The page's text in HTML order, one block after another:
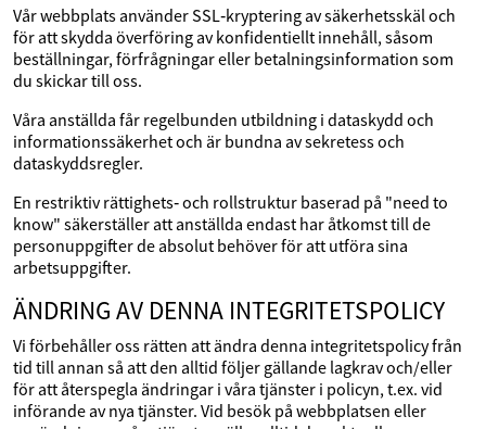
Vår webbplats använder SSL‑kryptering av säkerhetsskäl och
för att skydda överföring av konfidentiellt innehåll, såsom
beställningar, förfrågningar eller betalningsinformation som
du skickar till oss.
Våra anställda får regelbunden utbildning i dataskydd och
informationssäkerhet och är bundna av sekretess och
dataskyddsregler.
En restriktiv rättighets‑ och rollstruktur baserad på "need to
know" säkerställer att anställda endast har åtkomst till de
personuppgifter de absolut behöver för att utföra sina
arbetsuppgifter.
ÄNDRING AV DENNA INTEGRITETSPOLICY
Vi förbehåller oss rätten att ändra denna integritetspolicy från
tid till annan så att den alltid följer gällande lagkrav och/eller
för att återspegla ändringar i våra tjänster i policyn, t.ex. vid
införande av nya tjänster. Vid besök på webbplatsen eller